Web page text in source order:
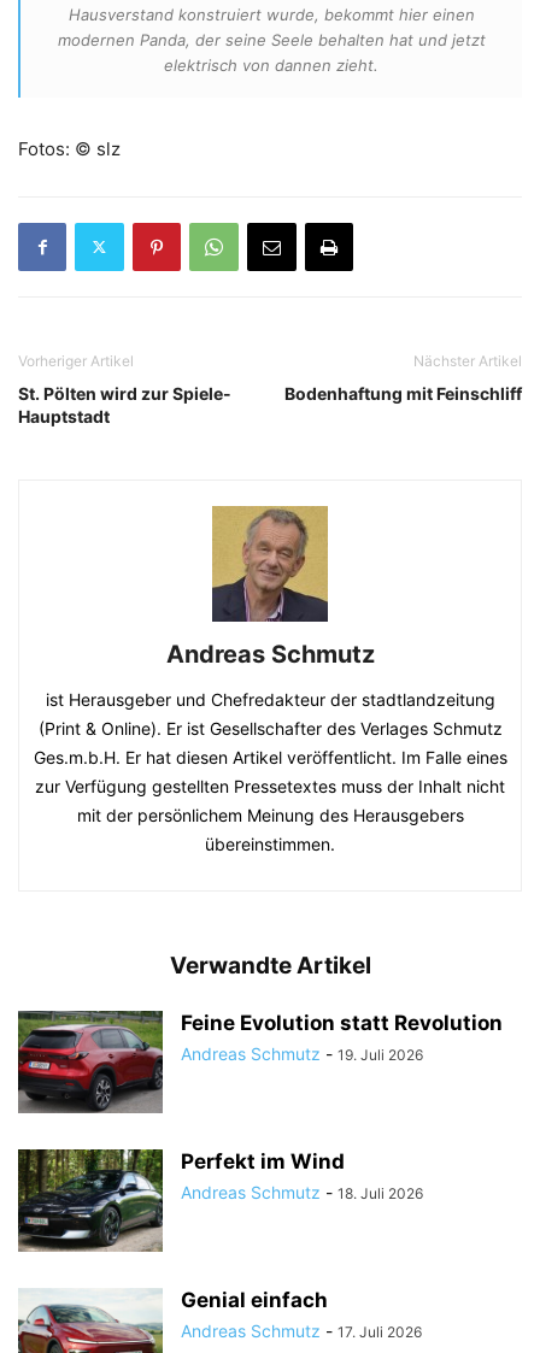
Hausverstand konstruiert wurde, bekommt hier einen
modernen Panda, der seine Seele behalten hat und jetzt
elektrisch von dannen zieht.
Fotos: © slz
Vorheriger Artikel
St. Pölten wird zur Spiele-
Hauptstadt
Nächster Artikel
Bodenhaftung mit Feinschliff
Andreas Schmutz
ist Herausgeber und Chefredakteur der stadtlandzeitung
(Print & Online). Er ist Gesellschafter des Verlages Schmutz
Ges.m.b.H. Er hat diesen Artikel veröffentlicht. Im Falle eines
zur Verfügung gestellten Pressetextes muss der Inhalt nicht
mit der persönlichem Meinung des Herausgebers
übereinstimmen.
Verwandte Artikel
Feine Evolution statt Revolution
Andreas Schmutz - 19. Juli 2026
Perfekt im Wind
Andreas Schmutz - 18. Juli 2026
Genial einfach
Andreas Schmutz - 17. Juli 2026